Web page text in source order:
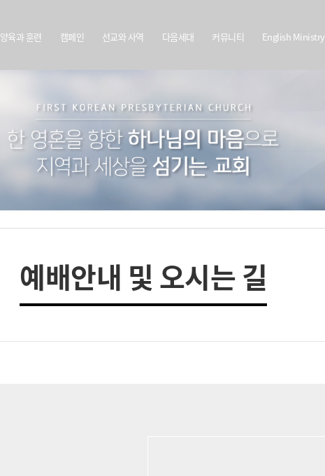
양육과 훈련 캠페인 선교와 사역 다음세대 커뮤니티 English Ministry
예배안내 및 오시는 길